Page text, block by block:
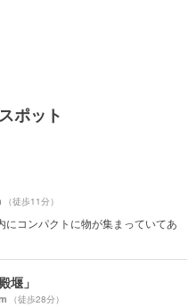
ポット
（徒歩11分）
にコンパクトに物が集まっていてあ
堰」
（徒歩28分）